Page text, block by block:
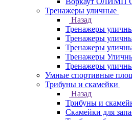
Тренажеры уличные
Назад
Тренажеры
Тренажеры
Тренажеры
Тренажеры
Тренажеры
Умные спортивные
Трибуны и скамейки
Назад
Трибуны и
Скамейки для